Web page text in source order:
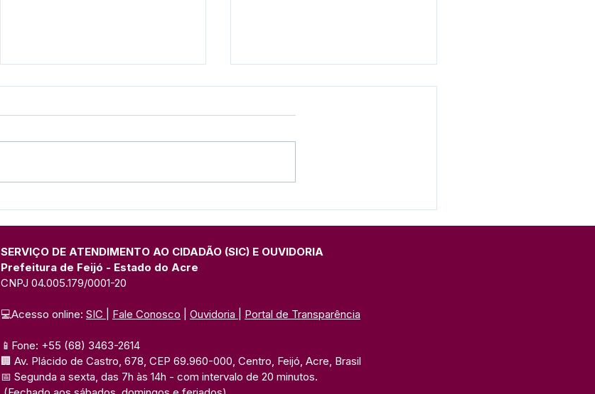
buracos e pavimentação
SERVIÇO DE ATENDIMENTO AO CIDADÃO (SIC) E OUVIDORIA
Prefeitura de Feijó - Estado do Acre
CNPJ 04.005.179/0001-20
💻Acesso online: SIC Fale Conosco Ouvidoria Portal de Transparência
📱Fone: +55 (68) 3463-2614
🏢 Av. Plácido de Castro, 678, CEP 69.960-000, Centro, Feijó, Acre, Brasil
📅 Segunda a sexta, das 7h às 14h - com intervalo de 20 minutos.